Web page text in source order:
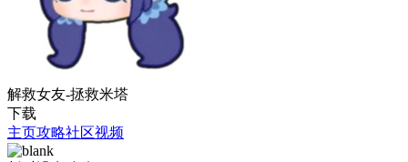
解救女友-拯救米塔
下载
主页攻略社区视频